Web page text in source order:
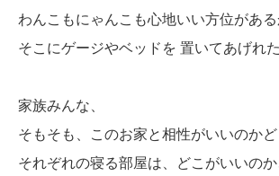
わんこもにゃんこも心地いい方位がある
そこにゲージやベッドを 置いてあげれ
家族みんな、
そもそも、このお家と相性がいいのかど
それぞれの寝る部屋は、どこがいいのか